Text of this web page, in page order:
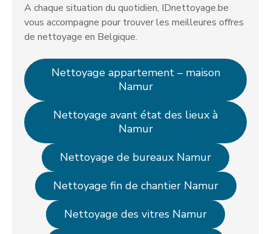
A chaque situation du quotidien, IDnettoyage.be
vous accompagne pour trouver les meilleures offres
de nettoyage en Belgique.
Nettoyage appartement – maison
Namur
Nettoyage avant état des lieux à
Namur
Nettoyage de bureaux Namur
Nettoyage fin de chantier Namur
Nettoyage des vitres Namur